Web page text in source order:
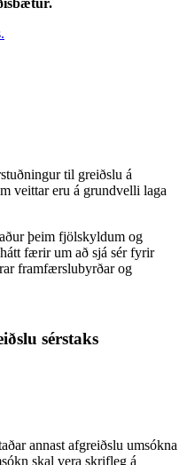
til greiðslu á
veittar eru á grundvelli laga
þeim fjölskyldum og
færir um að sjá sér fyrir
framfærslubyrðar og
sérstaks
annast afgreiðslu umsókna
skal vera skrifleg á